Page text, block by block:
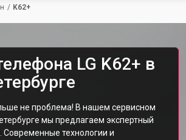
/ K62+
LG K62+ в
не проблема! В нашем сервисном
мы предлагаем экспертный
технологии и